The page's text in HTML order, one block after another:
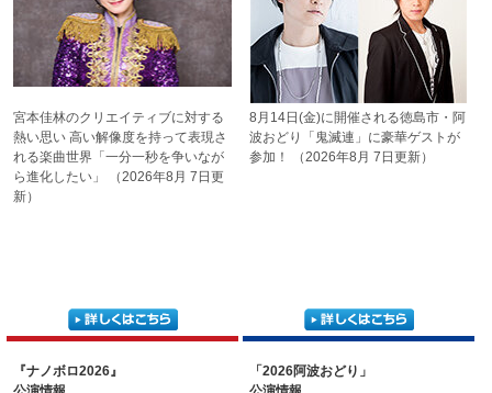
宮本佳林のクリエイティブに対する
熱い思い 高い解像度を持って表現さ
れる楽曲世界 「一分一秒を争いなが
ら進化したい」
（2026年8月 7日更
新）
8月14日(金)に開催される徳島市・阿
波おどり「鬼滅連」に豪華ゲストが
参加！
（2026年8月 7日更新）
『ナノボロ2026』
「2026阿波おどり」